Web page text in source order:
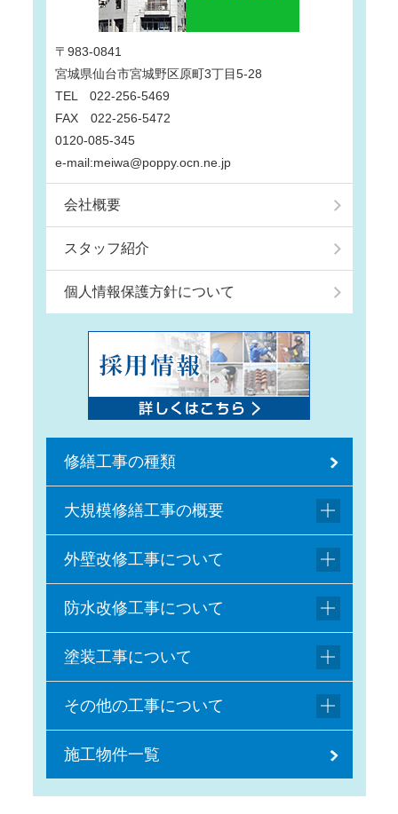
〒983-0841
宮城県仙台市宮城野区原町3丁目5-28
TEL 022-256-5469
FAX 022-256-5472
0120-085-345
e-mail:meiwa@poppy.ocn.ne.jp
会社概要
スタッフ紹介
個人情報保護方針について
修繕工事の種類
大規模修繕工事の概要
外壁改修工事について
防水改修工事について
塗装工事について
その他の工事について
施工物件一覧